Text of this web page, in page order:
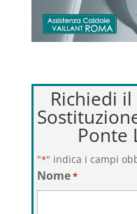
Richiedi
Ponte
"*" indica i campi
Nome*